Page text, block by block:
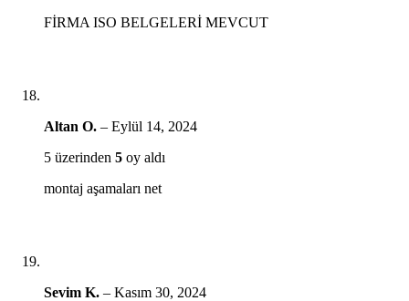
FİRMA ISO BELGELERİ MEVCUT
Altan O. – Eylül 14, 2024
5 üzerinden 5 oy aldı
montaj aşamaları net
Sevim K. – Kasım 30, 2024